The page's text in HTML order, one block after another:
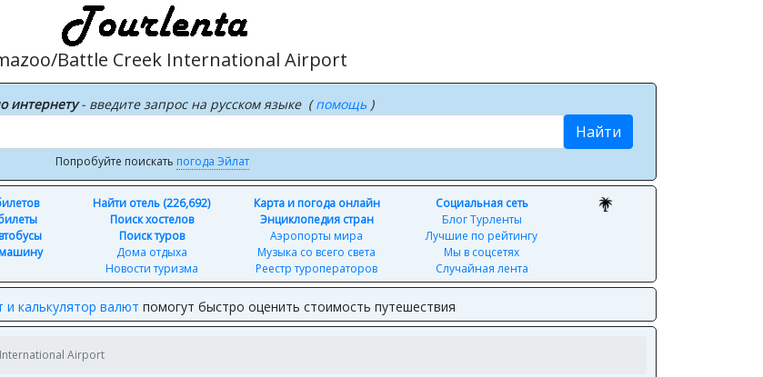
Battle Creek International Airport
интернету- введите запрос на русском языке (помощь )
Найти
Попробуйте поискать погода Эйлат
Найти отель (226,692)
Поиск хостелов
Поиск туров
Дома отдыха
Новости туризма
Карта и погода онлайн
Энциклопедия стран
Аэропорты мира
Музыка со всего света
Реестр туроператоров
Социальная сеть
Блог Турленты
Лучшие по рейтингу
Мы в соцсетях
Случайная лента
и калькулятор валют помогут быстро оценить стоимость путешествия
Airport